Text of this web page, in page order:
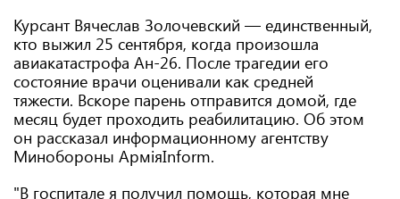
Курсант Вячеслав Золочевский — единственный,
кто выжил 25 сентября, когда произошла
авиакатастрофа Ан-26. После трагедии его
состояние врачи оценивали как средней
тяжести. Вскоре парень отправится домой, где
месяц будет проходить реабилитацию. Об этом
он рассказал информационному агентству
Минобороны АрміяInform.
"В госпитале я получил помощь, которая мне